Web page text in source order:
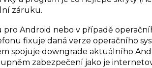
záruku.
Android nebo v případě
fixuje daná verze operačního
spojuje downgrade aktuálního
zabezpečení jako je